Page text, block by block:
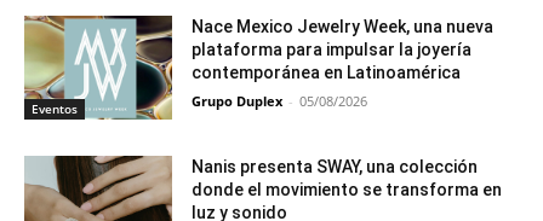
Eventos
Nace Mexico Jewelry Week, una nueva
plataforma para impulsar la joyería
contemporánea en Latinoamérica
Grupo Duplex - 05/08/2026
Nanis presenta SWAY, una colección
donde el movimiento se transforma en
luz y sonido